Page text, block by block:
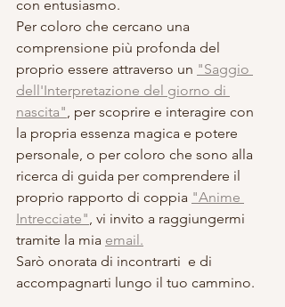
con entusiasmo.
Per coloro che cercano una
comprensione più profonda del
proprio essere attraverso un "Saggio
dell'Interpretazione del giorno di
nascita", per scoprire e interagire con
la propria essenza magica e potere
personale, o per coloro che sono alla
ricerca di guida per comprendere il
proprio rapporto di coppia "Anime
Intrecciate", vi invito a raggiungermi
tramite la mia email.
Sarò onorata di incontrarti  e di
accompagnarti lungo il tuo cammino.